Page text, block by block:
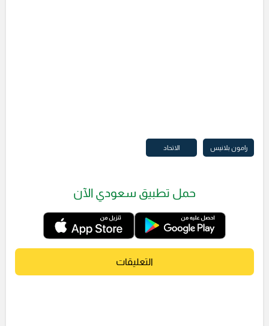
رامون بلانيس الاتحاد
حمل تطبيق سعودي الآن
التعليقات